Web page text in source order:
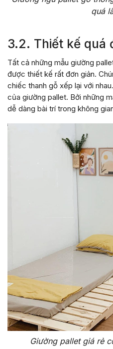
quá
3.2. Thiết kế quá
Tất cả những mẫu giường
được thiết kế rất đơn giản.
chiếc thanh gỗ xếp lại với
của giường pallet. Bởi những
dễ dàng bài trí trong không
Giường pallet giá rẻ